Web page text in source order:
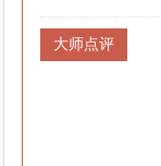
大师点评